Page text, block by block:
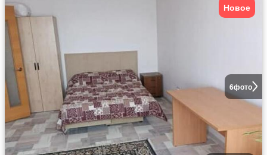
6фото
Новое